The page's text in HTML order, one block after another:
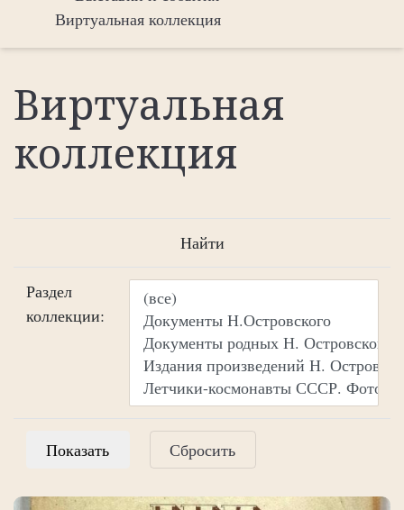
Виртуальная коллекция
Виртуальная
коллекция
Найти
Раздел
коллекции:
Сбросить